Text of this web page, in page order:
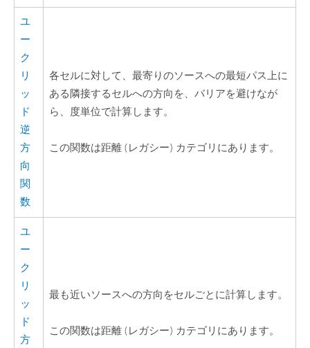
ユ
ー
ク
リ
ッ
ド
逆
方
向
関
数
各セルに対して、最寄りのソースへの最短パス上に
ある隣接するセルへの方向を、バリアを避けなが
ら、度単位で計算します。
この関数は距離 (レガシー) カテゴリにあります。
ユ
ー
ク
リ
ッ
ド
方
最も近いソースへの方向をセルごとに計算します。
この関数は距離 (レガシー) カテゴリにあります。